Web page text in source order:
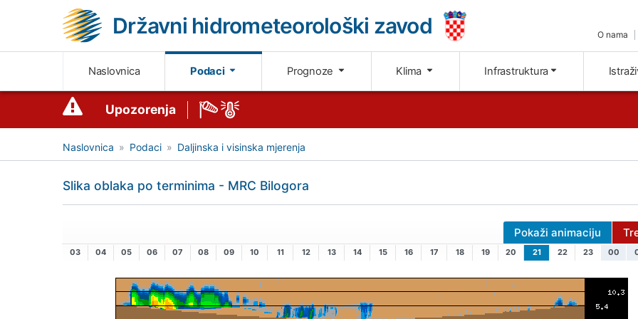
Državni hidrometeorološki zavod O nama
Naslovnica Podaci Prognoze Klima Infrastruktura
Upozorenja
Naslovnica Podaci Daljinska i visinska mjerenja
Slika oblaka po terminima - MRC Bilogora
Pokaži animaciju
03 04 05 06 07 08 09 10 11 12 13 14 15 16 17 18 19 20 21 22 23 00